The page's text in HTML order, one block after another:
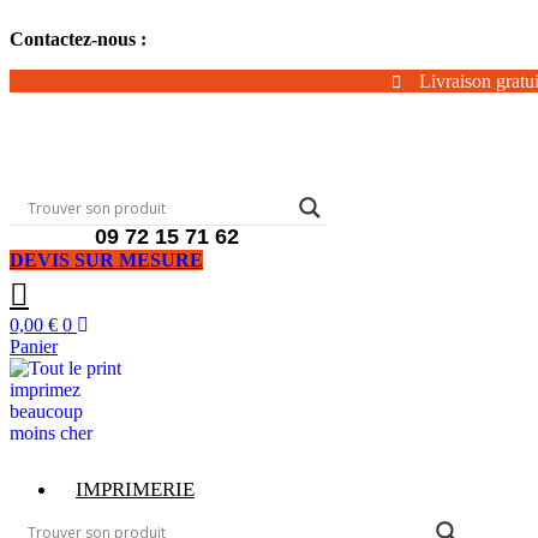
au
Contactez-nous :
Livraison
09 72 15 71 62
DEVIS SUR MESURE
0,00 € 0
Panier
IMPRIMERIE